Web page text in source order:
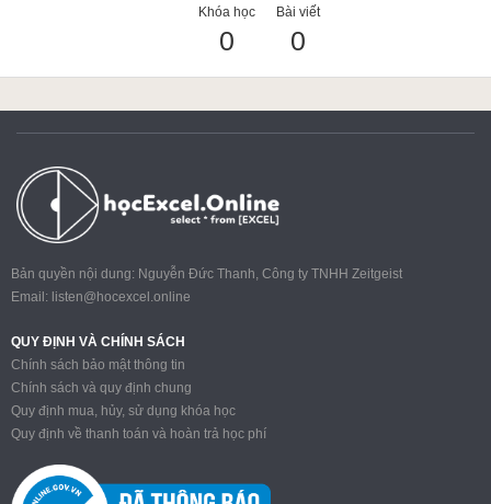
Google Sheet
MOS
Power BI
Khóa học
0
Bài viết
0
Bản quyền nội dung: Nguyễn Đức Thanh, Công ty TNHH Zeitgeist
Email: listen@hocexcel.online
QUY ĐỊNH VÀ CHÍNH SÁCH
Chính sách bảo mật thông tin
Chính sách và quy định chung
Quy định mua, hủy, sử dụng khóa học
Quy định về thanh toán và hoàn trả học phí